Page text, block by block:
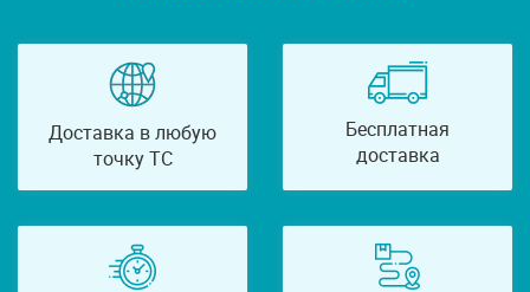
Доставка в любую
точку ТС
Бесплатная
доставка